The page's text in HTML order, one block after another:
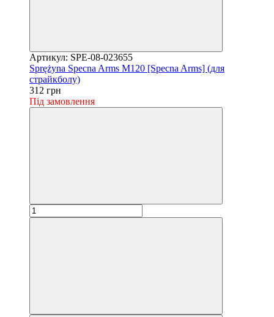
Артикул: SPE-08-023655
Sprężyna Specna Arms M120 [Specna Arms] (для
страйкболу)
312 грн
Під замовлення